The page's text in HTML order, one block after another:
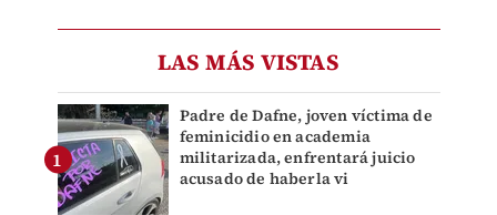
LAS MÁS VISTAS
Padre de Dafne, joven víctima de
feminicidio en academia
militarizada, enfrentará juicio
acusado de haberla vi